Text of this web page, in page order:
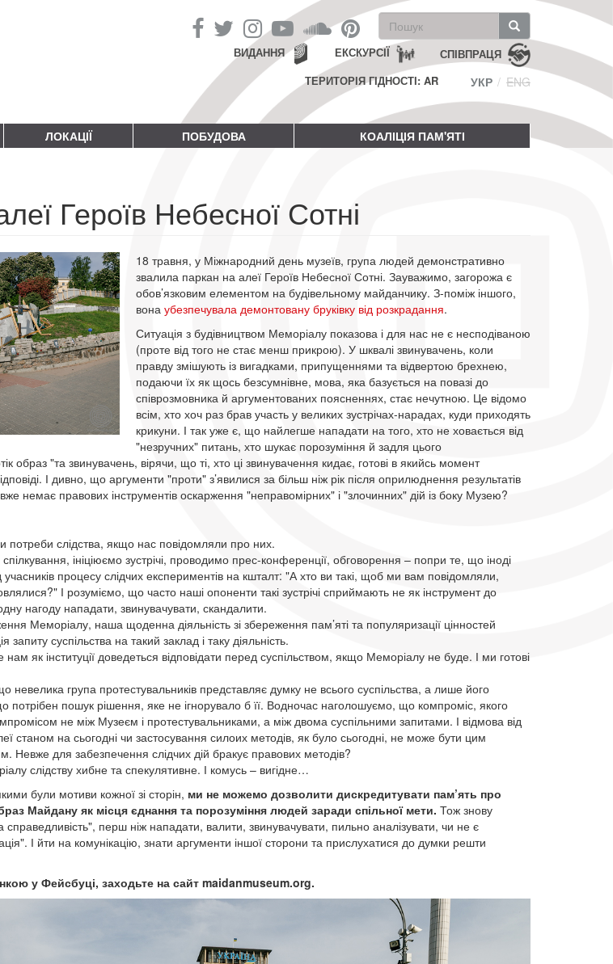
Пошукова
форма
Пошук СПІВПРАЦЯ
ЕКСКУРСІЇ
ВИДАННЯ
ТЕРИТОРІЯ ГІДНОСТІ: AR
УКР ENG
ЛОКАЦІЇ ПОБУДОВА КОАЛІЦІЯ ПАМ'ЯТІ
Героїв Небесної Сотні
18 травня, у Міжнародний день музеїв, група людей демонстративно
звалила паркан на алеї Героїв Небесної Сотні. Зауважимо, загорожа є
обов’язковим елементом на будівельному майданчику. З-поміж іншого,
вона убезпечувала демонтовану бруківку від розкрадання.
Ситуація з будівництвом Меморіалу показова і для нас не є несподіваною
(проте від того не стає менш прикрою). У шквалі звинувачень, коли
правду змішують із вигадками, припущеннями та відвертою брехнею,
подаючи їх як щось безсумнівне, мова, яка базується на повазі до
співрозмовника й аргументованих поясненнях, стає нечутною. Це відомо
всім, хто хоч раз брав участь у великих зустрічах-нарадах, куди приходять
крикуни. І так уже є, що найлегше нападати на того, хто не ховається від
"незручних" питань, хто шукає порозуміння й задля цього
образ "та звинувачень, вірячи, що ті, хто ці звинувачення кидає, готові в якийсь момент
І дивно, що аргументи "проти" з’явилися за більш ніж рік після оприлюднення результатів
немає правових інструментів оскарження "неправомірних" і "злочинних" дій із боку Музею?
потреби слідства, якщо нас повідомляли про них.
ініціюємо зустрічі, проводимо прес-конференції, обговорення – попри те, що іноді
учасників процесу слідчих експериментів на кшталт: "А хто ви такі, щоб ми вам повідомляли,
І розуміємо, що часто наші опоненти такі зустрічі сприймають не як інструмент до
нагоду нападати, звинувачувати, скандалити.
Меморіалу, наша щоденна діяльність зі збереження пам’яті та популяризації цінностей
суспільства на такий заклад і таку діяльність.
як інституції доведеться відповідати перед суспільством, якщо Меморіалу не буде. І ми готові
невелика група протестувальників представляє думку не всього суспільства, а лише його
потрібен пошук рішення, яке не ігнорувало б її. Водночас наголошуємо, що компроміс, якого
не між Музеєм і протестувальниками, а між двома суспільними запитами. І відмова від
станом на сьогодні чи застосування силоих методів, як було сьогодні, не може бути цим
Невже для забезпечення слідчих дій бракує правових методів?
слідству хибне та спекулятивне. І комусь – вигідне…
були мотиви кожної зі сторін, ми не можемо дозволити дискредитувати пам’ять про
Майдану як місця єднання та порозуміння людей заради спільної мети. Тож знову
справедливість", перш ніж нападати, валити, звинувачувати, пильно аналізувати, чи не є
І йти на комунікацію, знати аргументи іншої сторони та прислухатися до думки решти
у Фейсбуці, заходьте на сайт maidanmuseum.org.